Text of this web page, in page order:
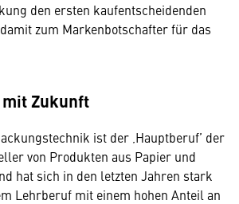
den ersten kaufentscheidenden
zum Markenbotschafter für das
Zukunft
ist der ‚Hauptberuf’ der
von Produkten aus Papier und
hat sich in den letzten Jahren stark
Lehrberuf mit einem hohen Anteil an